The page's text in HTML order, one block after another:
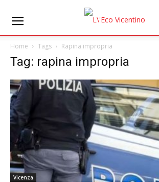
Home Tags Rapina impropria
Tag: rapina impropria
Vicenza